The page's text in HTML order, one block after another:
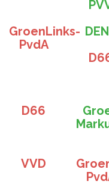
GroenLinks-
PvdA
D66
VVD